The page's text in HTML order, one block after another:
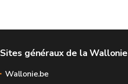
Sites généraux de la Wallonie
Wallonie.be